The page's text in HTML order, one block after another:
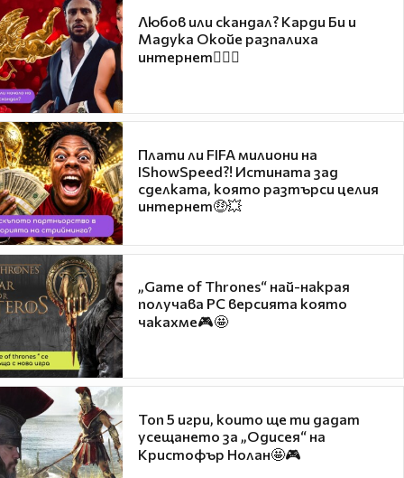
Любов или скандал? Карди Би и
Мадука Окойе разпалиха
интернет❤️‍🔥🔥
Плати ли FIFA милиони на
IShowSpeed?! Истината зад
сделката, която разтърси целия
интернет🤑💥
„Game of Thrones“ най-накрая
получава PC версията която
чакахме🎮🤩
Топ 5 игри, които ще ти дадат
усещането за „Одисея“ на
Кристофър Нолан🤩🎮